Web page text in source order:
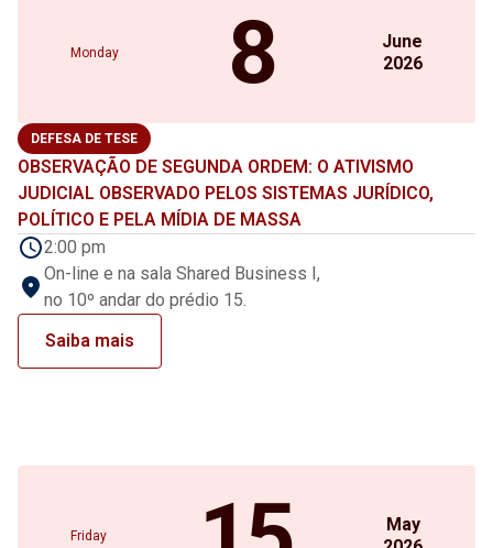
Monday 8
June
2026
DEFESA DE TESE
OBSERVAÇÃO DE SEGUNDA ORDEM: O ATIVISMO
JUDICIAL OBSERVADO PELOS SISTEMAS JURÍDICO,
POLÍTICO E PELA MÍDIA DE MASSA
2:00 pm
On-line e na sala Shared Business I,
no 10º andar do prédio 15.
Saiba mais
Friday
May